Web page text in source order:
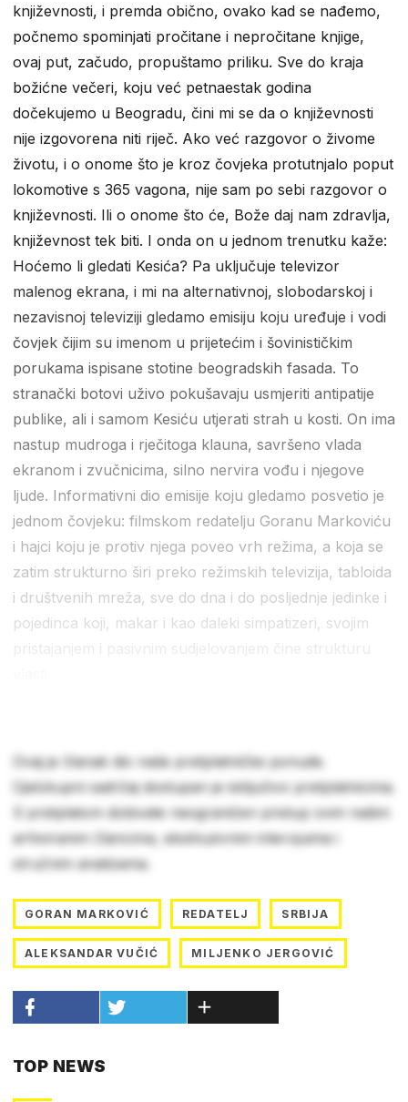
književnosti, i premda obično, ovako kad se nađemo,
počnemo spominjati pročitane i nepročitane knjige,
ovaj put, začudo, propuštamo priliku. Sve do kraja
božićne večeri, koju već petnaestak godina
dočekujemo u Beogradu, čini mi se da o književnosti
nije izgovorena niti riječ. Ako već razgovor o živome
životu, i o onome što je kroz čovjeka protutnjalo poput
lokomotive s 365 vagona, nije sam po sebi razgovor o
književnosti. Ili o onome što će, Bože daj nam zdravlja,
književnost tek biti. I onda on u jednom trenutku kaže:
Hoćemo li gledati Kesića? Pa uključuje televizor
malenog ekrana, i mi na alternativnoj, slobodarskoj i
nezavisnoj televiziji gledamo emisiju koju uređuje i vodi
čovjek čijim su imenom u prijetećim i šovinističkim
porukama ispisane stotine beogradskih fasada. To
stranački botovi uživo pokušavaju usmjeriti antipatije
publike, ali i samom Kesiću utjerati strah u kosti. On ima
nastup mudroga i rječitoga klauna, savršeno vlada
ekranom i zvučnicima, silno nervira vođu i njegove
ljude. Informativni dio emisije koju gledamo posvetio je
jednom čovjeku: filmskom redatelju Goranu Markoviću
i hajci koju je protiv njega poveo vrh režima, a koja se
zatim strukturno širi preko režimskih televizija, tabloida
i društvenih mreža, sve do dna i do posljednje jedinke i
pojedinca koji, makar i kao daleki simpatizeri, svojim
Ovaj je članak dio naše pretplatničke ponude.
Cjelokupni sadržaj dostupan je isključivo pretplatnicima.
S pretplatom dobivate neograničen pristup svim našim
arhiviranim člancima, ekskluzivnim intervjuima i
stručnim analizama.
GORAN MARKOVIĆ REDATELJ SRBIJA
ALEKSANDAR VUČIĆ MILJENKO JERGOVIĆ
TOP NEWS